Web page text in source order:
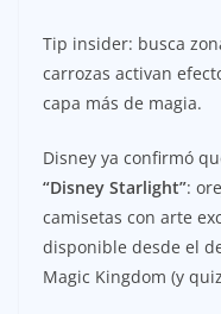
Tip insider: busca
carrozas activan
capa más de magia.
Disney ya confirmó
“Disney Starlight”:
camisetas con arte
disponible desde el
Magic Kingdom (y